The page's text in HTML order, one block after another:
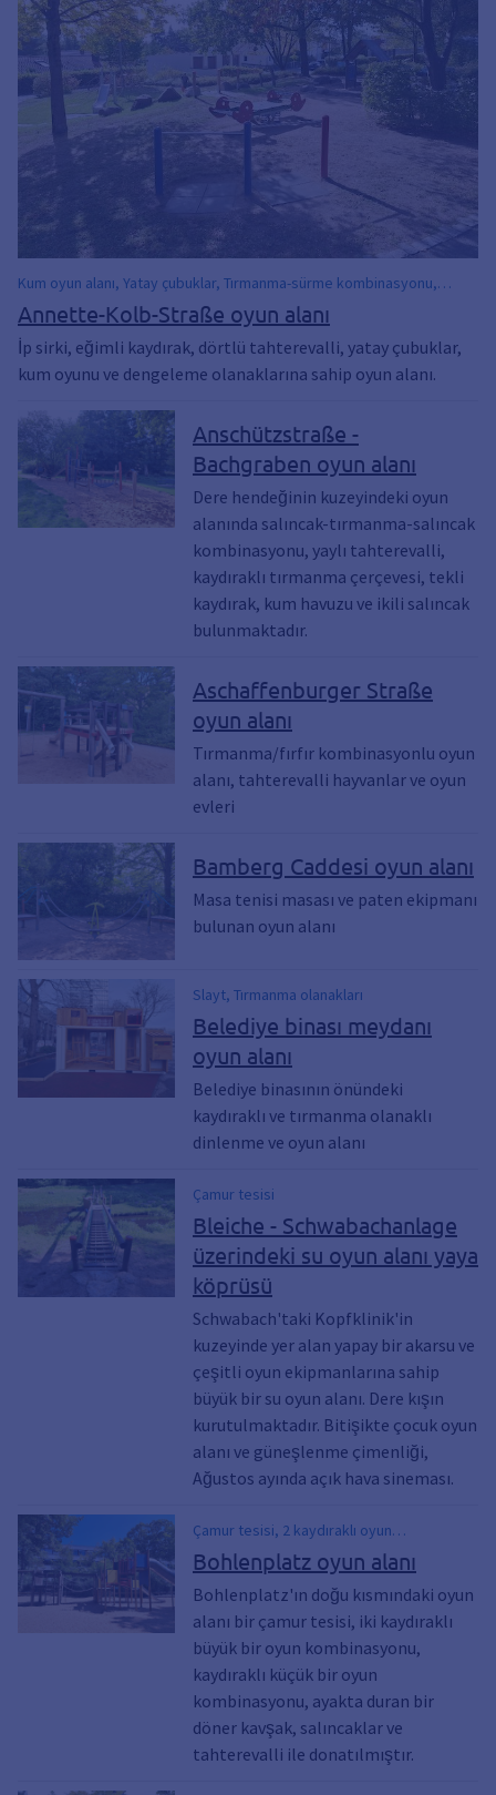
Kum oyun alanı, Yatay çubuklar, Tırmanma-sürme kombinasyonu,
Sallanan cihazlar
Annette-Kolb-Straße oyun alanı
İp sirki, eğimli kaydırak, dörtlü tahterevalli, yatay çubuklar,
kum oyunu ve dengeleme olanaklarına sahip oyun alanı.
Anschützstraße -
Bachgraben oyun alanı
Dere hendeğinin kuzeyindeki oyun
alanında salıncak-tırmanma-salıncak
kombinasyonu, yaylı tahterevalli,
kaydıraklı tırmanma çerçevesi, tekli
kaydırak, kum havuzu ve ikili salıncak
bulunmaktadır.
Aschaffenburger Straße
oyun alanı
Tırmanma/fırfır kombinasyonlu oyun
alanı, tahterevalli hayvanlar ve oyun
evleri
Bamberg Caddesi oyun alanı
Masa tenisi masası ve paten ekipmanı
bulunan oyun alanı
Slayt, Tırmanma olanakları
Belediye binası meydanı
oyun alanı
Belediye binasının önündeki
kaydıraklı ve tırmanma olanaklı
dinlenme ve oyun alanı
Çamur tesisi
Bleiche - Schwabachanlage
üzerindeki su oyun alanı yaya
köprüsü
Schwabach'taki Kopfklinik'in
kuzeyinde yer alan yapay bir akarsu ve
çeşitli oyun ekipmanlarına sahip
büyük bir su oyun alanı. Dere kışın
kurutulmaktadır. Bitişikte çocuk oyun
alanı ve güneşlenme çimenliği,
Ağustos ayında açık hava sineması.
Çamur tesisi, 2 kaydıraklı oyun
kombinasyonu, Ayakta duran atlıkarınca,
Salıncaklar, Sallanan cihazlar
Bohlenplatz oyun alanı
Bohlenplatz'ın doğu kısmındaki oyun
alanı bir çamur tesisi, iki kaydıraklı
büyük bir oyun kombinasyonu,
kaydıraklı küçük bir oyun
kombinasyonu, ayakta duran bir
döner kavşak, salıncaklar ve
tahterevalli ile donatılmıştır.